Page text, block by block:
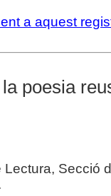
a aquest
poesia
Lectura, Secció